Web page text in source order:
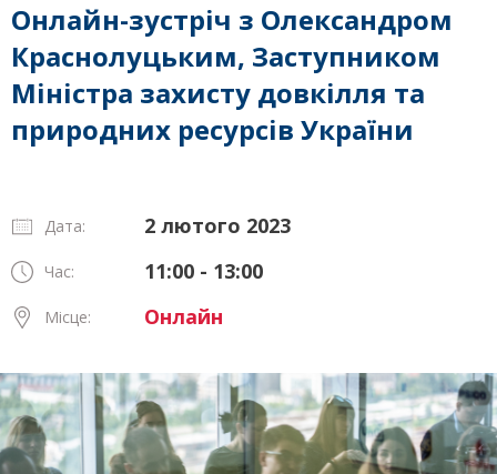
Онлайн-зустріч з Олександром
Краснолуцьким, Заступником
Міністра захисту довкілля та
природних ресурсів України
Дата: 2 лютого 2023
Час: 11:00 - 13:00
Місце: Онлайн